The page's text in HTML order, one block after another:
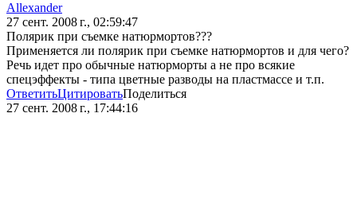
Allexander
27 сент. 2008 г., 02:59:47
Полярик при съемке натюрмортов???
Применяется ли полярик при съемке натюрмортов и для чего?
Речь идет про обычные натюрморты а не про всякие
спецэффекты - типа цветные разводы на пластмассе и т.п.
ОтветитьЦитироватьПоделиться
27 сент. 2008 г., 17:44:16